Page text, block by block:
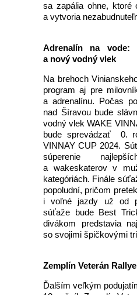
sa zapália ohne, ktoré
a vytvoria
Adrenalín na vode:
a nový vodný vlek
Na brehoch
program aj pre
a adrenalínu. Počas
nad Šíravou bude
vodný vlek WAKE
bude sprevádzať 0.
VINNAY CUP 2024.
súperenie
a wakeskaterov v
kategóriách. Finále
popoludní, pričom
i voľné jazdy už od
súťaže bude Best
divákom predstavia
so svojimi špičkovými
Zemplín Veterán
Ďalším veľkým